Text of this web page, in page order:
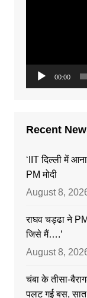
00:00
Recent
‘IIT दिल्ली में
PM मोदी
August 8,
राघव चड्ढा ने
जिसे मैं….’
August 8,
चंबा के तीसा-
पलट गई बस, सात